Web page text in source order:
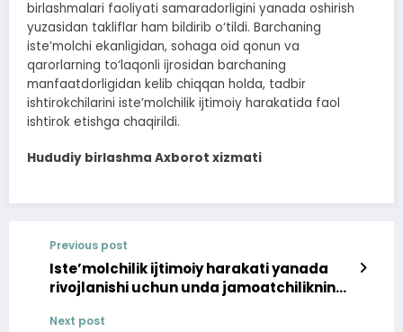
birlashmalari faoliyati samaradorligini yanada oshirish
yuzasidan takliflar ham bildirib o‘tildi. Barchaning
iste’molchi ekanligidan, sohaga oid qonun va
qarorlarning to‘laqonli ijrosidan barchaning
manfaatdorligidan kelib chiqqan holda, tadbir
ishtirokchilarini iste’molchilik ijtimoiy harakatida faol
ishtirok etishga chaqirildi.
Hududiy birlashma Axborot xizmati
Previous post
Iste’molchilik ijtimoiy harakati yanada
rivojlanishi uchun unda jamoatchilikning
Next post